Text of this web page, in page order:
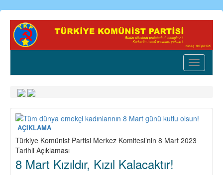
Ana
içeriğe
Toggle
AÇIKLAMA
Türkiye Komünist Partisi Merkez Komitesi’nin 8 Mart 2023
Tarihli Açıklaması
8 Mart Kızıldır, Kızıl Kalacaktır!